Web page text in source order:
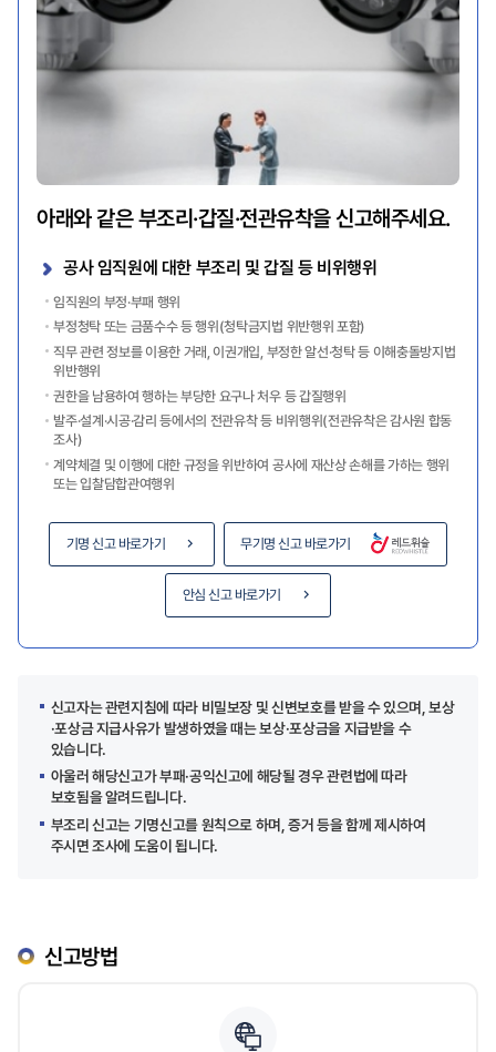
아래와 같은 부조리·갑질·전관유착을 신고해주세요.
공사 임직원에 대한 부조리 및 갑질 등 비위행위
임직원의 부정·부패 행위
부정청탁 또는 금품수수 등 행위(청탁금지법 위반행위 포함)
직무 관련 정보를 이용한 거래, 이권개입, 부정한 알선·청탁 등 이해충돌방지법
위반행위
권한을 남용하여 행하는 부당한 요구나 처우 등 갑질행위
발주·설계·시공·감리 등에서의 전관유착 등 비위행위(전관유착은 감사원 합동
조사)
계약체결 및 이행에 대한 규정을 위반하여 공사에 재산상 손해를 가하는 행위
또는 입찰담합관여행위
기명 신고 바로가기 무기명 신고 바로가기
안심 신고 바로가기
신고자는 관련지침에 따라 비밀보장 및 신변보호를 받을 수 있으며, 보상
·포상금 지급사유가 발생하였을 때는 보상·포상금을 지급받을 수
있습니다.
아울러 해당신고가 부패·공익신고에 해당될 경우 관련법에 따라
보호됨을 알려드립니다.
부조리 신고는 기명신고를 원칙으로 하며, 증거 등을 함께 제시하여
주시면 조사에 도움이 됩니다.
신고방법